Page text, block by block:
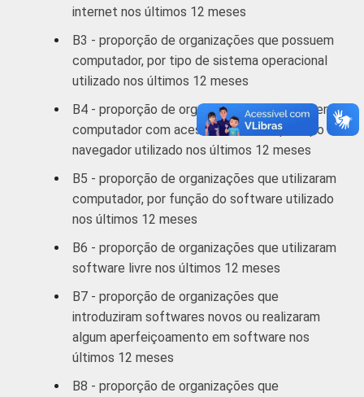
1
lucrativos que declararam ter acesso à
Internet. Dados coletados entre outubro de
2012 e março de 2013. Respostas
estimuladas e rodiziadas.
Fonte: NIC.br - out/2012 a mar/2013
internet nos últimos 12 meses
B3 - proporção de organizações que possuem
computador, por tipo de sistema operacional
utilizado nos últimos 12 meses
B4 - proporção de organizações que possuem
computador com acesso a internet, por tipo de
navegador utilizado nos últimos 12 meses
B5 - proporção de organizações que utilizaram
computador, por função do software utilizado
nos últimos 12 meses
B6 - proporção de organizações que utilizaram
software livre nos últimos 12 meses
B7 - proporção de organizações que
introduziram softwares novos ou realizaram
algum aperfeiçoamento em software nos
últimos 12 meses
B8 - proporção de organizações que